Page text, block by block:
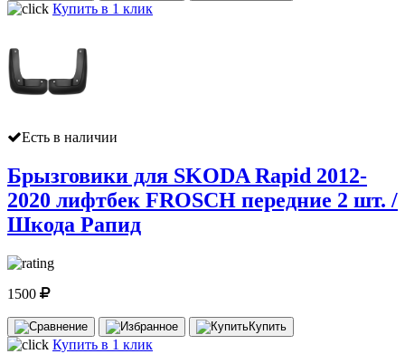
Купить в 1 клик
Есть в наличии
Брызговики для SKODA Rapid 2012-
2020 лифтбек FROSCH передние 2 шт. /
Шкода Рапид
1500
Купить
Купить в 1 клик